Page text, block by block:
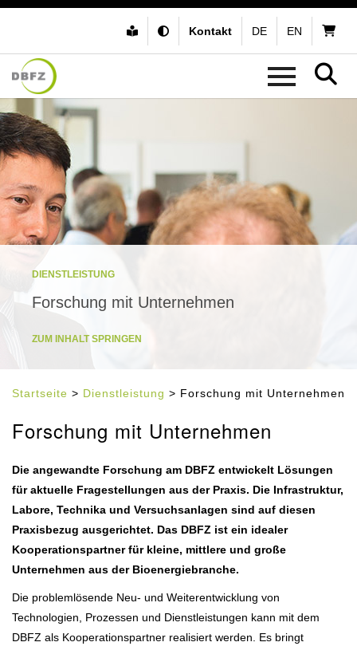
Kontakt DE EN
DIENSTLEISTUNG
Forschung mit Unternehmen
ZUM INHALT SPRINGEN
Startseite > Dienstleistung > Forschung mit Unternehmen
Forschung mit Unternehmen
Die angewandte Forschung am DBFZ entwickelt Lösungen
für aktuelle Fragestellungen aus der Praxis. Die Infrastruktur,
Labore, Technika und Versuchsanlagen sind auf diesen
Praxisbezug ausgerichtet. Das DBFZ ist ein idealer
Kooperationspartner für kleine, mittlere und große
Unternehmen aus der Bioenergiebranche.
Die problemlösende Neu- und Weiterentwicklung von
Technologien, Prozessen und Dienstleistungen kann mit dem
DBFZ als Kooperationspartner realisiert werden. Es bringt